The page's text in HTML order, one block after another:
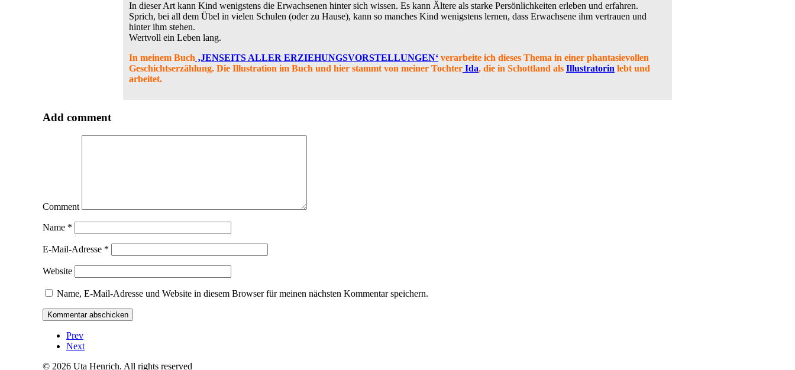
In dieser Art kann Kind wenigstens die Erwachsenen hinter sich wissen. Es kann Ältere als starke Persönlichkeiten erleben und erfahren.
Sprich, bei all dem Übel in vielen Schulen (oder zu Hause), kann so manches Kind wenigstens lernen, dass Erwachsene ihm vertrauen und
hinter ihm stehen.
Wertvoll ein Leben lang.
In meinem Buch ‚JENSEITS ALLER ERZIEHUNGSVORSTELLUNGEN‘ verarbeite ich dieses Thema in einer phantasievollen
Geschichtserzählung. Die Illustration im Buch und hier stammt von meiner Tochter Ida, die in Schottland als Illustratorin lebt und
arbeitet.
Add comment
Comment
Name *
E-Mail-Adresse *
Website
Name, E-Mail-Adresse und Website in diesem Browser für meinen nächsten Kommentar speichern.
Prev
Next
© 2026 Uta Henrich. All rights reserved